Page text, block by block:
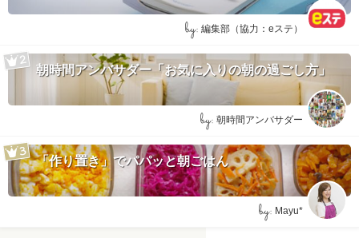
by: 編集部（協力：eステ）
朝時間アンバサダー「お気に入りの朝の過ごし方」
by: 朝時間アンバサダー
「作り置き」でパパッと朝ごはん
by: Mayu*